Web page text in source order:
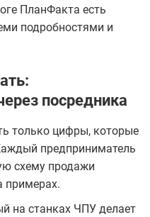
ПланФакта есть
подробностями и
посредника
только цифры, которые
предприниматель
схему продажи
примерах.
на станках ЧПУ делает